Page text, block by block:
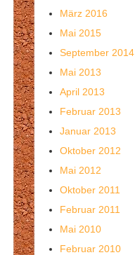
März 2016
Mai 2015
September 2014
Mai 2013
April 2013
Februar 2013
Januar 2013
Oktober 2012
Mai 2012
Oktober 2011
Februar 2011
Mai 2010
Februar 2010